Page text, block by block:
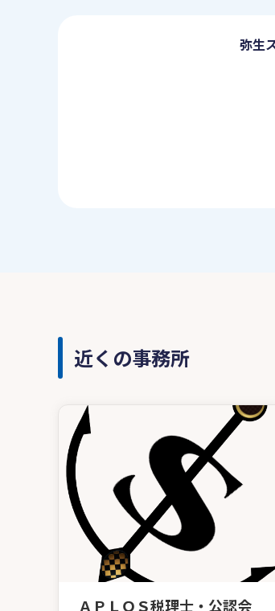
弥生
近くの事務所
ＡＰＬＯＳ税理士・公認会